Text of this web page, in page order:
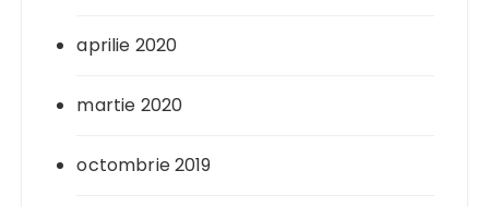
aprilie 2020
martie 2020
octombrie 2019